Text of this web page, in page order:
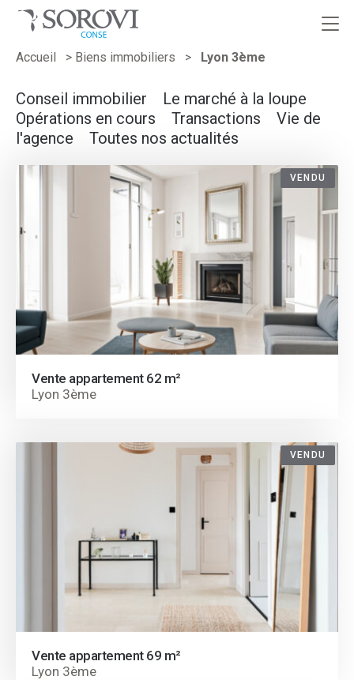
Passer
contenu
Accueil > Biens immobiliers > Lyon 3ème
Conseil immobilier
Le marché à la loupe
Opérations en cours
Transactions
Vie de
l'agence
Toutes nos actualités
VENDU
Vente appartement 62 m²
Lyon 3ème
VENDU
Vente appartement 69 m²
Lyon 3ème